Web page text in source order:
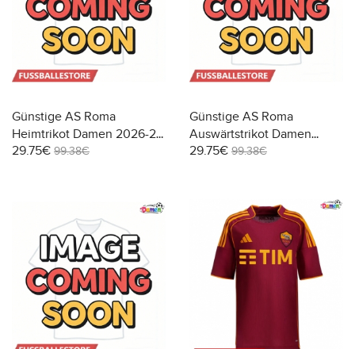
Günstige AS Roma
Heimtrikot Damen 2026-27
Kurzarm
29.75€ 99.38€
Günstige AS Roma
Auswärtstrikot Damen
2026-27 Kurzarm
29.75€ 99.38€